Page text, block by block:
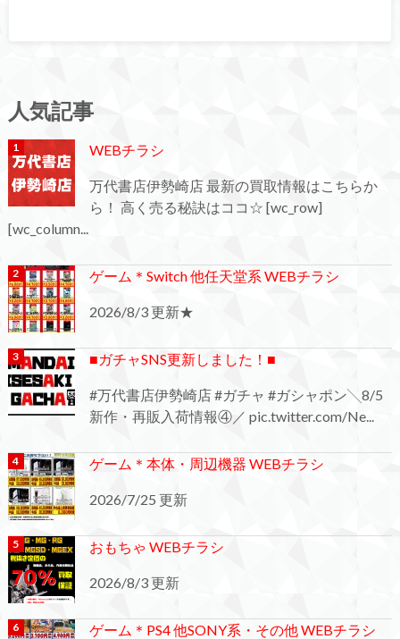
人気記事
WEBチラシ
万代書店伊勢崎店 最新の買取情報はこちらか
ら！ 高く売る秘訣はココ☆ [wc_row]
[wc_column...
ゲーム＊Switch 他任天堂系 WEBチラシ
2026/8/3 更新★
■ガチャSNS更新しました！■
#万代書店伊勢崎店 #ガチャ #ガシャポン╲8/5
新作・再販入荷情報④／ pic.twitter.com/Ne...
ゲーム＊本体・周辺機器 WEBチラシ
2026/7/25 更新
おもちゃ WEBチラシ
2026/8/3 更新
ゲーム＊PS4 他SONY系・その他 WEBチラシ